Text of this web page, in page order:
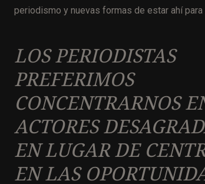
periodismo y nuevas formas de estar ahí para
LOS PERIODISTAS
PREFERIMOS
CONCENTRARNOS
ACTORES
EN LUGAR DE
EN LAS